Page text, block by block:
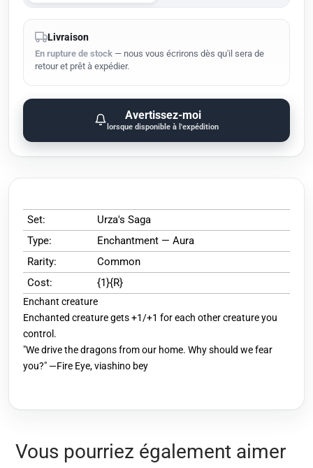
Livraison
En rupture de stock — nous vous écrirons dès qu'il sera de
retour et prêt à expédier.
Avertissez-moi
lorsque disponible à l'expédition
Set:
Urza's Saga
Type:
Enchantment — Aura
Rarity:
Common
Cost:
{1}{R}
Enchant creature
Enchanted creature gets +1/+1 for each other creature you
control.
"We drive the dragons from our home. Why should we fear
you?" —Fire Eye, viashino bey
Vous pourriez également aimer